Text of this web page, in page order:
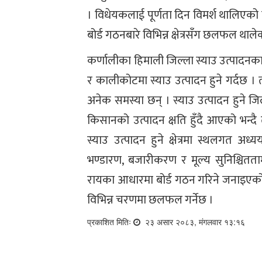
। विधेयकलाई पूर्णता दिन विमर्श
बोर्ड गठनबारे विभिन्न क्षेत्रसँग छलफल
कर्णालीका हिमाली जिल्ला स्याउ
र कालीकोटमा स्याउ उत्पादन हुने
अनेक समस्या छन् । स्याउ उत्पादन हुने
किसानको उत्पादन क्षति हुँदै आएको
स्याउ उत्पादन हुने क्षेत्रमा स्थलगत
भण्डारण, बजारीकरण र मूल्य
रायका आधारमा बोर्ड गठन गरिने
विभिन्न चरणमा छलफल गर्नेछ ।
प्रकाशित मितिः २३ असार २०८३, मंगलवार १३:१६